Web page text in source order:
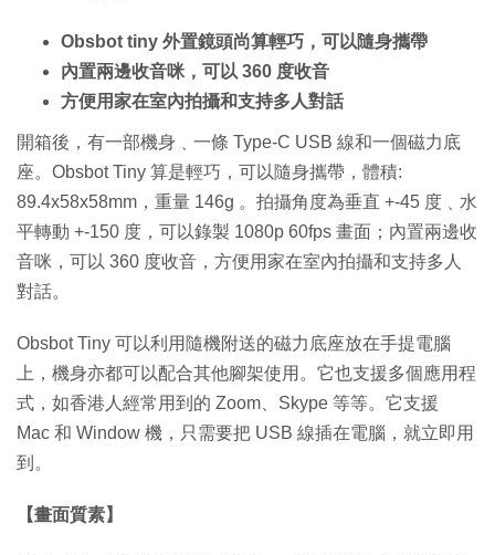
Obsbot tiny 外置鏡頭尚算輕巧，可以隨身攜帶
內置兩邊收音咪，可以 360 度收音
方便用家在室內拍攝和支持多人對話
開箱後，有一部機身﹑一條 Type-C USB 線和一個磁力底
座。Obsbot Tiny 算是輕巧，可以隨身攜帶，體積:
89.4x58x58mm，重量 146g 。拍攝角度為垂直 +-45 度﹑水
平轉動 +-150 度，可以錄製 1080p 60fps 畫面；內置兩邊收
音咪，可以 360 度收音，方便用家在室內拍攝和支持多人
對話。
Obsbot Tiny 可以利用隨機附送的磁力底座放在手提電腦
上，機身亦都可以配合其他腳架使用。它也支援多個應用程
式，如香港人經常用到的 Zoom、Skype 等等。它支援
Mac 和 Window 機，只需要把 USB 線插在電腦，就立即用
到。
【畫面質素】